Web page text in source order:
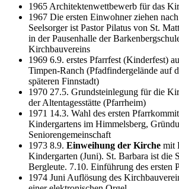
1965 Architektenwettbewerb für das
1967 Die ersten Einwohner ziehen
Seelsorger ist Pastor Pilatus von St.
in der Pausenhalle der
Kirchbauvereins
1969 6.9. erstes Pfarrfest (Kinderfest)
Timpen-Ranch (Pfadfindergelände auf
späteren Finnstadt)
1970 27.5. Grundsteinlegung für die
der Altentagesstätte (Pfarrheim)
1971 14.3. Wahl des ersten
Kindergartens im Himmelsberg,
Seniorengemeinschaft
1973 8.9. Einweihung der Kirche mit
Kindergarten (Juni). St. Barbara ist die
Bergleute. 7.10. Einführung des ersten
1974 Juni Auflösung des